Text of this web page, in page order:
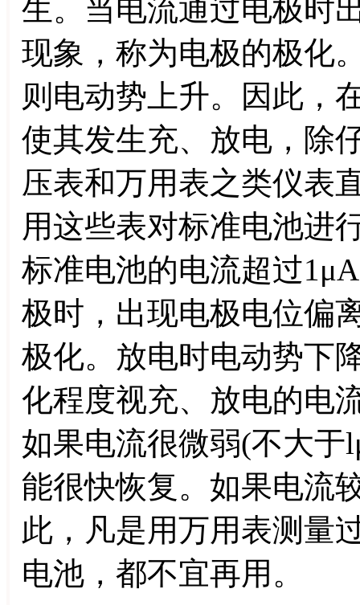
生。当电流通过电极时
现象，称为电极的极化
则电动势上升。因此，
使其发生充、放电，除
压表和万用表之类仪表
用这些表对标准电池进
标准电池的电流超过
极时，出现电极电位偏
极化。放电时电动势下
化程度视充、放电的电
如果电流很微弱(不大
能很快恢复。如果电流
此，凡是用万用表测量
电池，都不宜再用。